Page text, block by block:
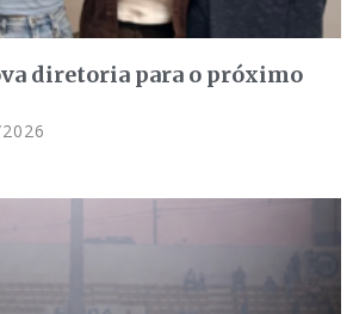
diretoria para o próximo